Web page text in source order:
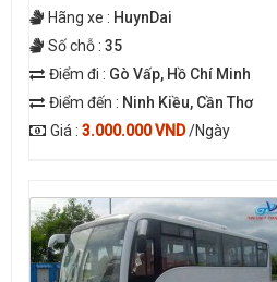
Hãng xe : HuynDai
Số chỗ : 35
Điểm đi : Gò Vấp, Hồ Chí Minh
Điểm đến : Ninh Kiều, Cần Thơ
Giá : 3.000.000 VND/Ngày